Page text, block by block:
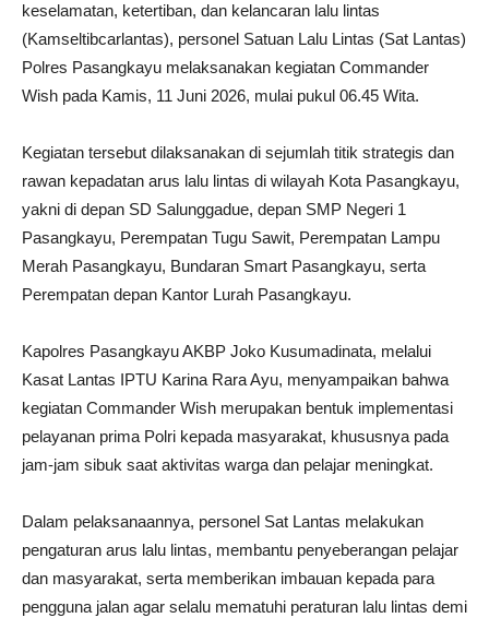
keselamatan, ketertiban, dan kelancaran lalu lintas
(Kamseltibcarlantas), personel Satuan Lalu Lintas (Sat Lantas)
Polres Pasangkayu melaksanakan kegiatan Commander
Wish pada Kamis, 11 Juni 2026, mulai pukul 06.45 Wita.
Kegiatan tersebut dilaksanakan di sejumlah titik strategis dan
rawan kepadatan arus lalu lintas di wilayah Kota Pasangkayu,
yakni di depan SD Salunggadue, depan SMP Negeri 1
Pasangkayu, Perempatan Tugu Sawit, Perempatan Lampu
Merah Pasangkayu, Bundaran Smart Pasangkayu, serta
Perempatan depan Kantor Lurah Pasangkayu.
Kapolres Pasangkayu AKBP Joko Kusumadinata, melalui
Kasat Lantas IPTU Karina Rara Ayu, menyampaikan bahwa
kegiatan Commander Wish merupakan bentuk implementasi
pelayanan prima Polri kepada masyarakat, khususnya pada
jam-jam sibuk saat aktivitas warga dan pelajar meningkat.
Dalam pelaksanaannya, personel Sat Lantas melakukan
pengaturan arus lalu lintas, membantu penyeberangan pelajar
dan masyarakat, serta memberikan imbauan kepada para
pengguna jalan agar selalu mematuhi peraturan lalu lintas demi